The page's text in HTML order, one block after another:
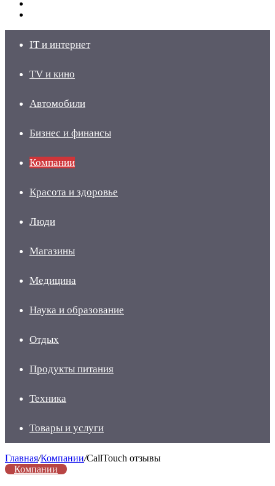
IT и интернет
TV и кино
Автомобили
Бизнес и финансы
Компании
Красота и здоровье
Люди
Магазины
Медицина
Наука и образование
Отдых
Продукты питания
Техника
Товары и услуги
Главная/Компании/CallTouch отзывы
Компании